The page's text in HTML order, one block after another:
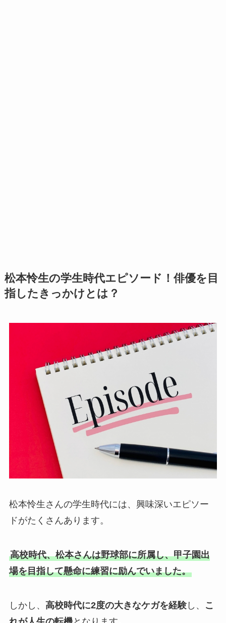
松本怜生の学生時代エピソード！俳優を目
指したきっかけとは？
松本怜生さんの学生時代には、興味深いエピソー
ドがたくさんあります。
高校時代、松本さんは野球部に所属し、甲子園出
場を目指して懸命に練習に励んでいました。
しかし、 高校時代に2度の大きなケガを経験し、
こ